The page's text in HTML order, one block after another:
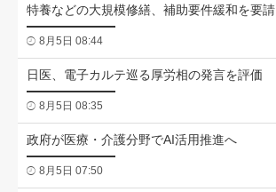
特養などの大規模修繕、補助要件緩和を要請
8月5日 08:44
日医、電子カルテ巡る厚労相の発言を評価
8月5日 08:35
政府が医療・介護分野でAI活用推進へ
8月5日 07:50